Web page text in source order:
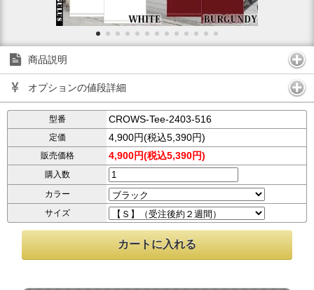
商品説明
オプションの値段詳細
型番 CROWS-Tee-2403-516
定価 4,900円(税込5,390円)
販売価格 4,900円(税込5,390円)
購入数
カラー
サイズ